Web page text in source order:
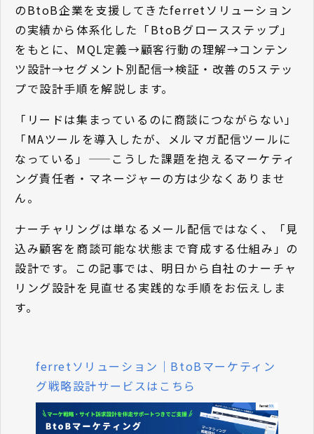
のBtoB企業を支援してきたferretソリューション
の実績から体系化した「BtoBグロースステップ」
をもとに、MQL定義→顧客行動の理解→コンテン
ツ設計→セグメント別配信→検証・改善の5ステッ
プで設計手順を解説します。
「リードは集まっているのに商談につながらない」
「MAツールを導入したが、メルマガ配信ツールに
なっている」——こうした課題を抱えるマーケティ
ング責任者・マネージャーの方は少なくありませ
ん。
ナーチャリングは単なるメール配信ではなく、「見
込み顧客を商談可能な状態まで育成する仕組み」の
設計です。この記事では、明日から自社のナーチャ
リング設計を見直せる実践的な手順をお伝えしま
す。
ferretソリューション｜BtoBマーケティン
グ戦略設計サービスはこちら